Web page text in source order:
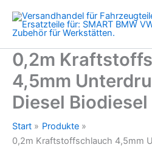
Inhalt
springen
0,2m
4,5mm
Diesel Biodiesel
Start
Produkte
0,2m Kraftstoffschlauch 4,5mm
Benzin
Menge